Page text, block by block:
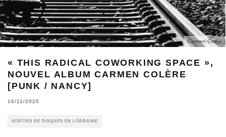
Carmen Colère
« THIS RADICAL COWORKING SPACE »,
NOUVEL ALBUM CARMEN COLÈRE
[PUNK / NANCY]
16/11/2025
SORTIES DE DISQUES EN LORRAINE